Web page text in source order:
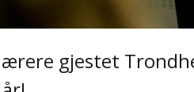
gjestet